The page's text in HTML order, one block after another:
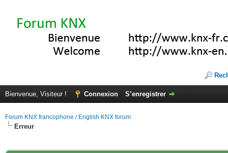
Bienvenue, Visiteur ! Connexion S’enregistrer
Forum KNX francophone / English KNX forum
Erreur